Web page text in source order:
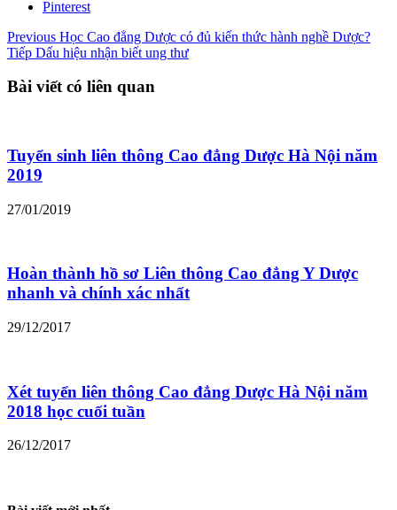
Pinterest
Previous Học Cao đẳng Dược có đủ kiến thức hành nghề Dược?
Tiếp Dấu hiệu nhận biết ung thư
Bài viết có liên quan
Tuyển sinh liên thông Cao đẳng Dược Hà Nội năm
2019
27/01/2019
Hoàn thành hồ sơ Liên thông Cao đẳng Y Dược
nhanh và chính xác nhất
29/12/2017
Xét tuyển liên thông Cao đẳng Dược Hà Nội năm
2018 học cuối tuần
26/12/2017